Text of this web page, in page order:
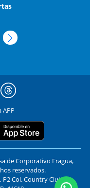
APP
de Corporativo Fragua,
reservados.
P2 Col. Country Club,